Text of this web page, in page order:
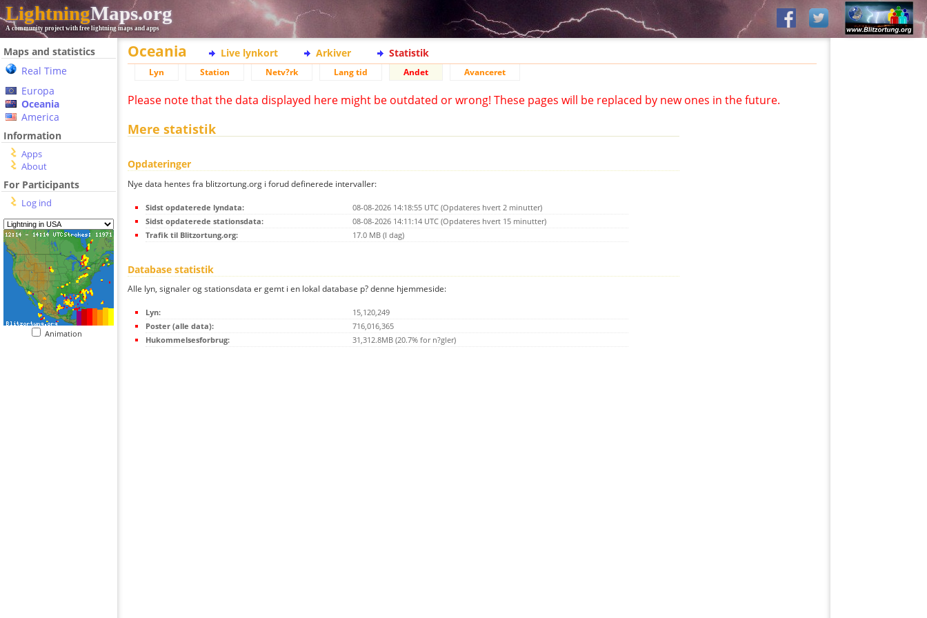
LightningMaps.org
A community project with free lightning maps and apps
Maps and statistics
Real Time
Europa
Oceania
America
Information
Apps
About
For Participants
Log ind
Animation
Oceania Live lynkort Arkiver Statistik
Lyn Station Netv?rk Lang tid Andet Avanceret
Please note that the data displayed here might be outdated or wrong! These pages will be replaced by new ones in the future.
Mere statistik
Opdateringer
Nye data hentes fra blitzortung.org i forud definerede intervaller:
Sidst opdaterede lyndata:
08-08-2026 14:18:55 UTC (Opdateres hvert 2 minutter)
Sidst opdaterede stationsdata:
08-08-2026 14:11:14 UTC (Opdateres hvert 15 minutter)
Trafik til Blitzortung.org:
17.0 MB (I dag)
Database statistik
Alle lyn, signaler og stationsdata er gemt i en lokal database p? denne hjemmeside:
Lyn:
15,120,249
Poster (alle data):
716,016,365
Hukommelsesforbrug:
31,312.8MB (20.7% for n?gler)